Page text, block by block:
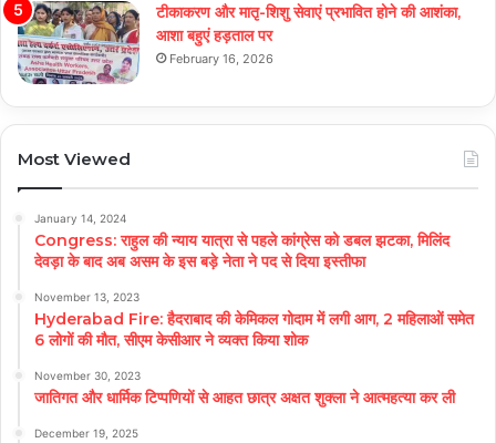
टीकाकरण और मातृ-शिशु सेवाएं प्रभावित होने की आशंका,
आशा बहुएं हड़ताल पर
February 16, 2026
Most Viewed
January 14, 2024
Congress: राहुल की न्याय यात्रा से पहले कांग्रेस को डबल झटका, मिलिंद
देवड़ा के बाद अब असम के इस बड़े नेता ने पद से दिया इस्तीफा
November 13, 2023
Hyderabad Fire: हैदराबाद की केमिकल गोदाम में लगी आग, 2 महिलाओं समेत
6 लोगों की मौत, सीएम केसीआर ने व्यक्त किया शोक
November 30, 2023
जातिगत और धार्मिक टिप्पणियों से आहत छात्र अक्षत शुक्ला ने आत्महत्या कर ली
December 19, 2025